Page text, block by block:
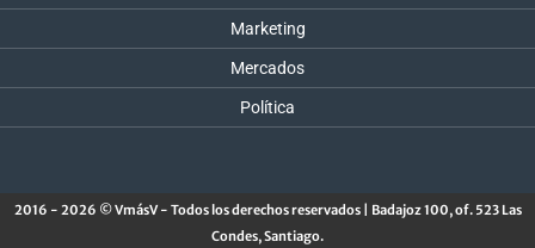
Marketing
Mercados
Política
2016 - 2026 © VmásV - Todos los derechos reservados | Badajoz 100, of. 523 Las
Condes, Santiago.